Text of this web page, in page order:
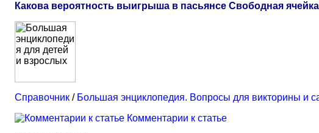
Какова вероятность выигрыша в пасьянсе Свободная
Справочник / Большая энциклопедия. Вопросы для викторины и
Комментарии к статье